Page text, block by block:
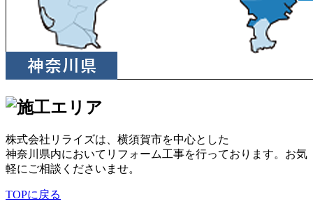
株式会社リライズは、横須賀市を中心とした
神奈川県内においてリフォーム工事を行っております。お気
軽にご相談くださいませ。
TOPに戻る